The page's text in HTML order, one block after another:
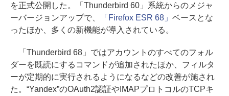
を正式公開した。「Thunderbird 60」系統からのメジャ
ーバージョンアップで、
「Firefox ESR 68」 ベースとな
ったほか、多くの新機能が導入されている。
「Thunderbird 68」ではアカウントのすべてのフォル
ダーを既読にするコマンドが追加されたほか、フィルタ
ーが定期的に実行されるようになるなどの改善が施され
た。“Yandex”のOAuth2認証やIMAPプロトコルのTCPキ